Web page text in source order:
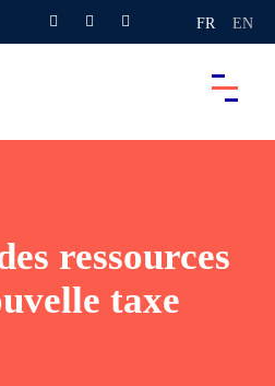
FR EN
ressources
taxe